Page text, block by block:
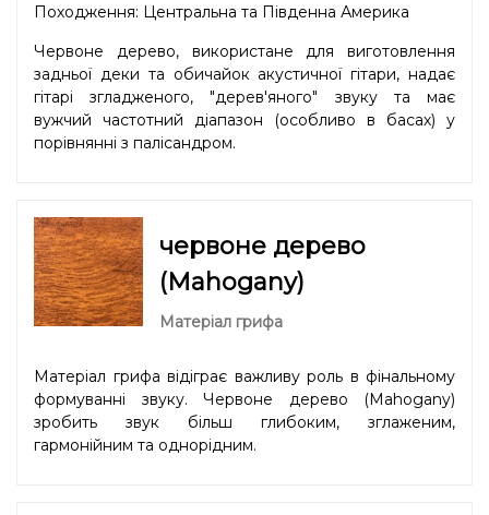
Походження: Центральна та Південна Америка
Червоне дерево, використане для виготовлення
задньої деки та обичайок акустичної гітари, надає
гітарі згладженого, "дерев'яного" звуку та має
вужчий частотний діапазон (особливо в басах) у
порівнянні з палісандром.
червоне дерево
(Mahogany)
Матеріал грифа
Матеріал грифа відіграє важливу роль в фінальному
формуванні звуку. Червоне дерево (Mahogany)
зробить звук більш глибоким, зглаженим,
гармонійним та однорідним.